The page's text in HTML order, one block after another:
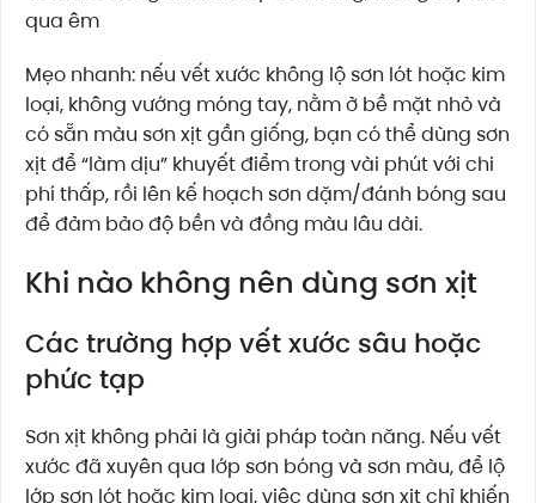
qua êm
Mẹo nhanh: nếu vết xước không lộ sơn lót hoặc kim
loại, không vướng móng tay, nằm ở bề mặt nhỏ và
có sẵn màu sơn xịt gần giống, bạn có thể dùng sơn
xịt để “làm dịu” khuyết điểm trong vài phút với chi
phí thấp, rồi lên kế hoạch sơn dặm/đánh bóng sau
để đảm bảo độ bền và đồng màu lâu dài.
Khi nào không nên dùng sơn xịt
Các trường hợp vết xước sâu hoặc
phức tạp
Sơn xịt không phải là giải pháp toàn năng. Nếu vết
xước đã xuyên qua lớp sơn bóng và sơn màu, để lộ
lớp sơn lót hoặc kim loại, việc dùng sơn xịt chỉ khiến